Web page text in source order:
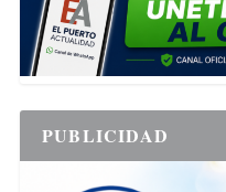
PUBLICIDAD